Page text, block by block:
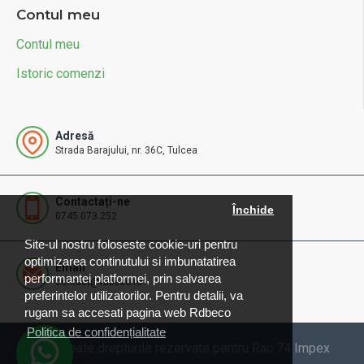
Site-ul nostru foloseste cookie-uri pentru
optimizarea continutului si imbunatatirea
performantei platformei, prin salvarea
preferintelor utilizatorilor. Pentru detalii, va
rugam sa accesati pagina web Rdbeco
Politica de confidențialitate
Închide
Contul meu
Contul meu
Istoric comenzi
Adresă
Strada Barajului, nr. 36C, Tulcea
Contactați-ne
0745.073.252
Email
contact@rdbeco.ro
© 2025 Toate drepturile rezervate pentru Rac 74 Impex